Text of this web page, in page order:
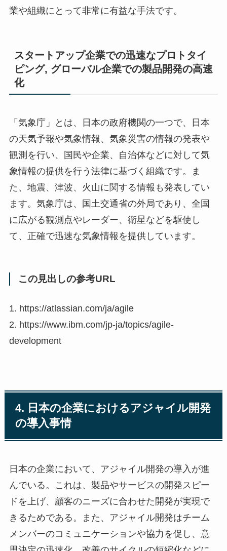
業や組織にとって非常に有益な手法です。
スタートアップ企業での迅速なプロトタイ
ピング, グローバル企業での製品開発の高速
化
「気象庁」とは、日本の政府機関の一つで、日本
の天気予報や気象情報、気象災害の情報の発表や
観測を行い、国民や企業、自治体などに対して気
象情報の提供を行う法律に基づく組織です。ま
た、地震、津波、火山に関する情報も発表してい
ます。気象庁は、国土交通省の外局であり、全国
に広がる観測点やレーダー、衛星などを駆使し
て、正確で迅速な気象情報を提供しています。
この見出しの参考URL
1. https://atlassian.com/ja/agile
2. https://www.ibm.com/jp-ja/topics/agile-
development
4. 日本の企業におけるアジャイル開発
の導入事情
日本の企業において、アジャイル開発の導入が進
んでいる。これは、製品やサービスの開発スピー
ドを上げ、顧客のニーズに合わせた開発が実現で
きるためである。また、アジャイル開発はチーム
メンバーのコミュニケーションや協力を促し、意